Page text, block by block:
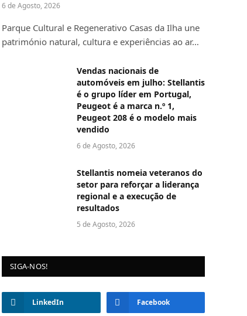
6 de Agosto, 2026
Parque Cultural e Regenerativo Casas da Ilha une
património natural, cultura e experiências ao ar…
Vendas nacionais de
automóveis em julho: Stellantis
é o grupo líder em Portugal,
Peugeot é a marca n.º 1,
Peugeot 208 é o modelo mais
vendido
6 de Agosto, 2026
Stellantis nomeia veteranos do
setor para reforçar a liderança
regional e a execução de
resultados
5 de Agosto, 2026
SIGA-NOS!
LinkedIn Facebook